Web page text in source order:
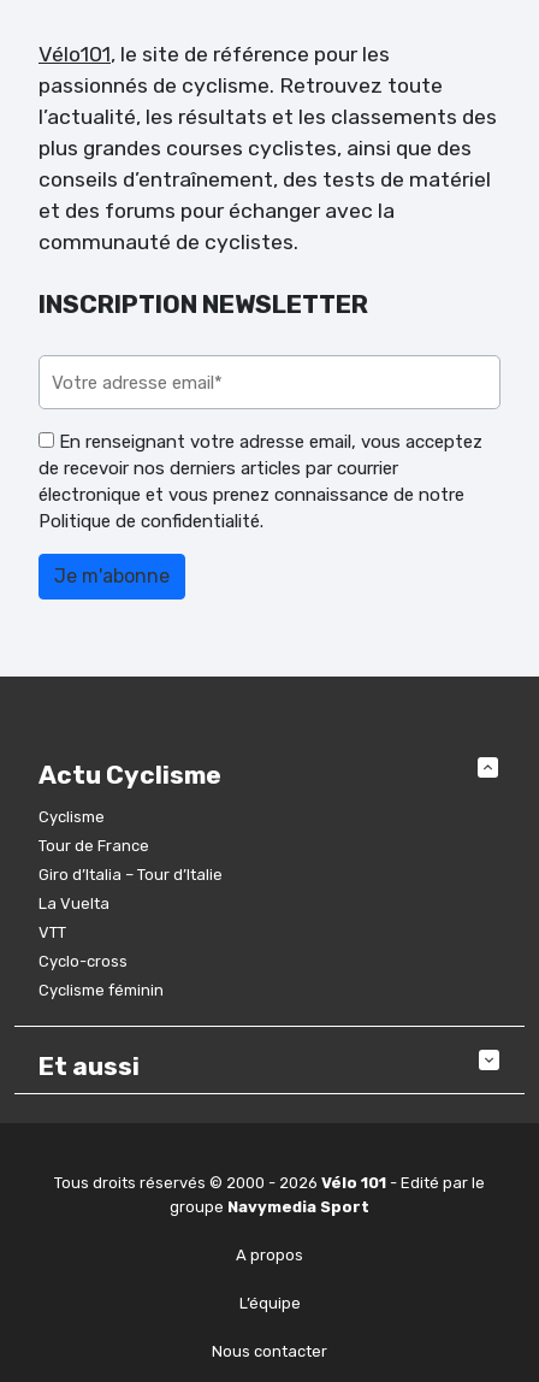
Vélo101, le site de référence pour les
passionnés de cyclisme. Retrouvez toute
l’actualité, les résultats et les classements des
plus grandes courses cyclistes, ainsi que des
conseils d’entraînement, des tests de matériel
et des forums pour échanger avec la
communauté de cyclistes.
INSCRIPTION NEWSLETTER
En renseignant votre adresse email, vous acceptez
de recevoir nos derniers articles par courrier
électronique et vous prenez connaissance de notre
Politique de confidentialité.
Actu Cyclisme
Cyclisme
Tour de France
Giro d’Italia – Tour d’Italie
La Vuelta
VTT
Cyclo-cross
Cyclisme féminin
Et aussi
Tous droits réservés © 2000 - 2026 Vélo 101 - Edité par le
groupe Navymedia Sport
A propos
L’équipe
Nous contacter